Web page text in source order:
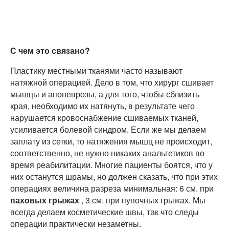
С чем это связано?
Пластику местными тканями часто называют
натяжной операцией. Дело в том, что хирург сшивает
мышцы и апоневрозы, а для того, чтобы сблизить
края, необходимо их натянуть, в результате чего
нарушается кровоснабжение сшиваемых тканей,
усиливается болевой синдром. Если же мы делаем
заплату из сетки, то натяжения мышц не происходит,
соответственно, не нужно никаких анальгетиков во
время реабилитации. Многие пациенты боятся, что у
них останутся шрамы, но должен сказать, что при этих
операциях величина разреза минимальная: 6 см. при
паховых грыжах , 3 см. при пупочных грыжах. Мы
всегда делаем косметические швы, так что следы
операции практически незаметны.